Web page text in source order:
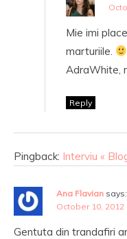
Mie imi
marturiile.
AdraWhite,
Reply
Pingback: Interviu «
Ana Flavian says:
October 10, 2012
Gentuta din trandafiri